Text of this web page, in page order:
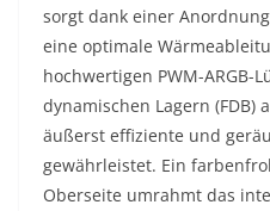
sorgt dank einer
eine optimale
hochwertigen PWM-ARGB-
dynamischen Lagern (FDB)
äußerst effiziente und
gewährleistet. Ein
Oberseite umrahmt das